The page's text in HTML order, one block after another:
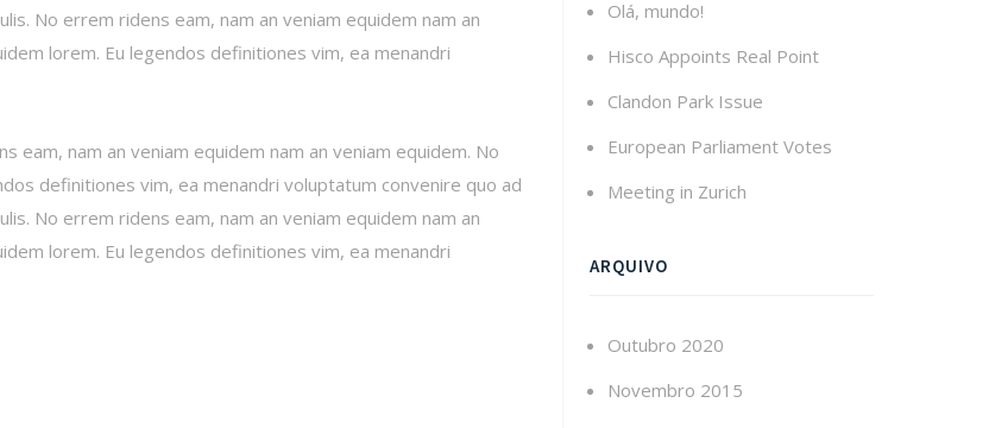
No errem ridens eam, nam an veniam equidem nam an
lorem. Eu legendos definitiones vim, ea menandri
eam, nam an veniam equidem nam an veniam equidem. No
definitiones vim, ea menandri voluptatum convenire quo ad
No errem ridens eam, nam an veniam equidem nam an
lorem. Eu legendos definitiones vim, ea menandri
Olá, mundo!
Hisco Appoints Real Point
Clandon Park Issue
European Parliament Votes
Meeting in Zurich
ARQUIVO
Outubro 2020
Novembro 2015